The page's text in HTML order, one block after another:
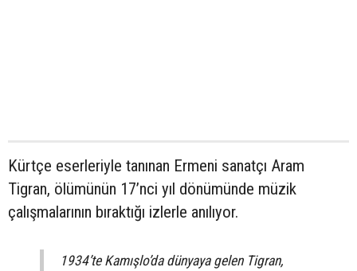
Kürtçe eserleriyle tanınan Ermeni sanatçı Aram
Tigran, ölümünün 17’nci yıl dönümünde müzik
çalışmalarının bıraktığı izlerle anılıyor.
1934’te Kamışlo’da dünyaya gelen Tigran,